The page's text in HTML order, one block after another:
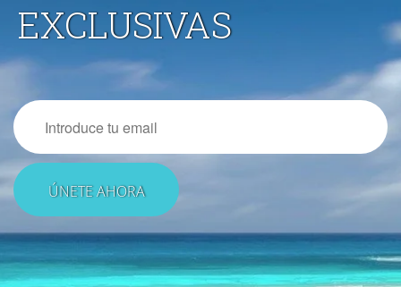
EXCLUSIVAS
Email